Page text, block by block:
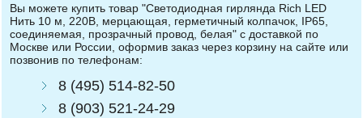
Вы можете купить товар "Светодиодная гирлянда Rich LED
Нить 10 м, 220В, мерцающая, герметичный колпачок, IP65,
соединяемая, прозрачный провод, белая" с доставкой по
Москве или России, оформив заказ через корзину на сайте или
позвонив по телефонам:
8 (495) 514-82-50
8 (903) 521-24-29